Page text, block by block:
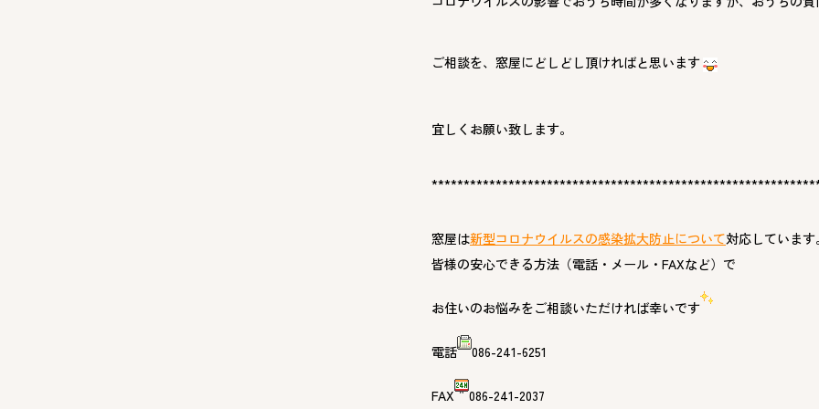
ご相談を、窓屋にどしどし頂ければと思います
宜しくお願い致します。
窓屋は新型コロナウイルスの感染拡大防止について対応しています。
皆様の安心できる方法（電話・メール・FAXなど）で
お住いのお悩みをご相談いただければ幸いです
電話 086-241-6251
FAX 086-241-2037